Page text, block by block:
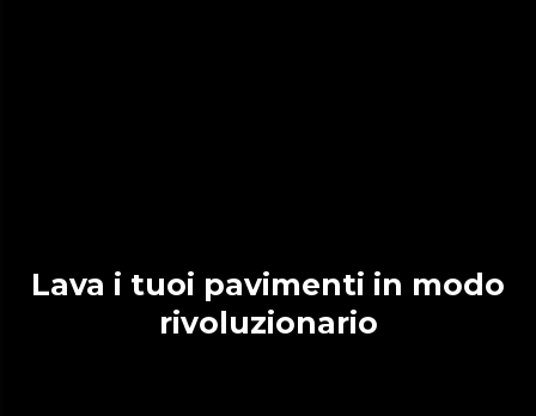
Lava i tuoi pavimenti in modo
rivoluzionario